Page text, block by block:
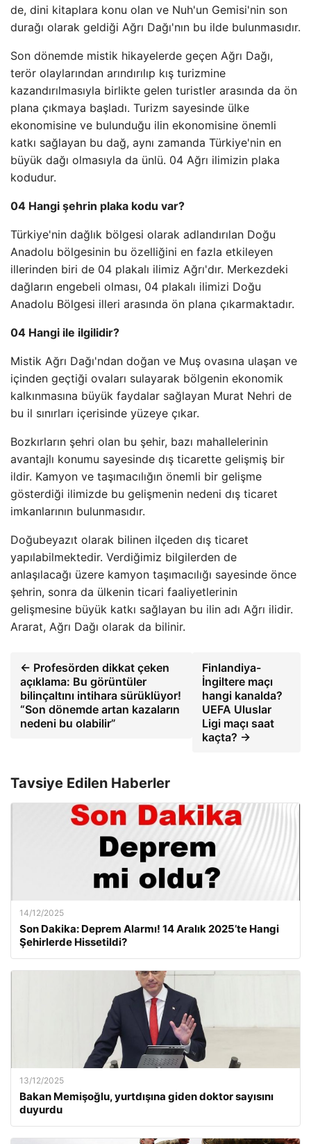
de, dini kitaplara konu olan ve Nuh'un Gemisi'nin son
durağı olarak geldiği Ağrı Dağı'nın bu ilde bulunmasıdır.
Son dönemde mistik hikayelerde geçen Ağrı Dağı,
terör olaylarından arındırılıp kış turizmine
kazandırılmasıyla birlikte gelen turistler arasında da ön
plana çıkmaya başladı. Turizm sayesinde ülke
ekonomisine ve bulunduğu ilin ekonomisine önemli
katkı sağlayan bu dağ, aynı zamanda Türkiye'nin en
büyük dağı olmasıyla da ünlü. 04 Ağrı ilimizin plaka
kodudur.
04 Hangi şehrin plaka kodu var?
Türkiye'nin dağlık bölgesi olarak adlandırılan Doğu
Anadolu bölgesinin bu özelliğini en fazla etkileyen
illerinden biri de 04 plakalı ilimiz Ağrı'dır. Merkezdeki
dağların engebeli olması, 04 plakalı ilimizi Doğu
Anadolu Bölgesi illeri arasında ön plana çıkarmaktadır.
04 Hangi ile ilgilidir?
Mistik Ağrı Dağı'ndan doğan ve Muş ovasına ulaşan ve
içinden geçtiği ovaları sulayarak bölgenin ekonomik
kalkınmasına büyük faydalar sağlayan Murat Nehri de
bu il sınırları içerisinde yüzeye çıkar.
Bozkırların şehri olan bu şehir, bazı mahallelerinin
avantajlı konumu sayesinde dış ticarette gelişmiş bir
ildir. Kamyon ve taşımacılığın önemli bir gelişme
gösterdiği ilimizde bu gelişmenin nedeni dış ticaret
imkanlarının bulunmasıdır.
Doğubeyazıt olarak bilinen ilçeden dış ticaret
yapılabilmektedir. Verdiğimiz bilgilerden de
anlaşılacağı üzere kamyon taşımacılığı sayesinde önce
şehrin, sonra da ülkenin ticari faaliyetlerinin
gelişmesine büyük katkı sağlayan bu ilin adı Ağrı ilidir.
Ararat, Ağrı Dağı olarak da bilinir.
← Profesörden dikkat çeken
açıklama: Bu görüntüler
bilinçaltını intihara sürüklüyor!
“Son dönemde artan kazaların
nedeni bu olabilir”
Finlandiya-
İngiltere maçı
hangi kanalda?
UEFA Uluslar
Ligi maçı saat
kaçta? →
Tavsiye Edilen Haberler
14/12/2025
Son Dakika: Deprem Alarmı! 14 Aralık 2025’te Hangi
Şehirlerde Hissetildi?
13/12/2025
Bakan Memişoğlu, yurtdışına giden doktor sayısını
duyurdu